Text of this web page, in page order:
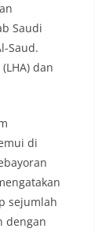
Saudi
Saud.
dan
di
sejumlah
dengan